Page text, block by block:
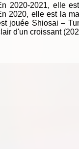
2020-2021, elle
2020, elle est la
jouée Shiosai –
d'un croissant